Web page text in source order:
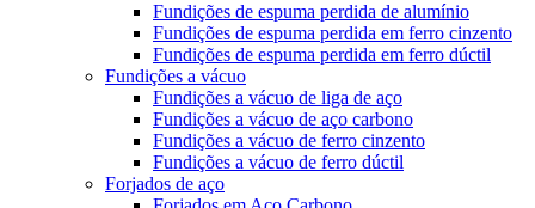
Fundições de espuma perdida de alumínio
Fundições de espuma perdida em ferro cinzento
Fundições de espuma perdida em ferro dúctil
Fundições a vácuo
Fundições a vácuo de liga de aço
Fundições a vácuo de aço carbono
Fundições a vácuo de ferro cinzento
Fundições a vácuo de ferro dúctil
Forjados de aço